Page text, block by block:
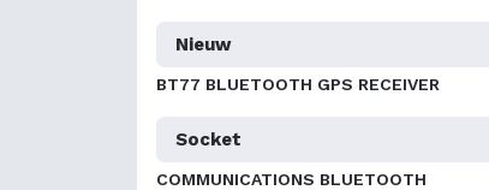
Nieuw
BT77 BLUETOOTH GPS RECEIVER
Socket
COMMUNICATIONS BLUETOOTH